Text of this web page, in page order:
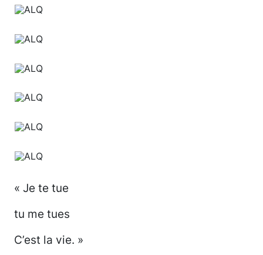
« Je te tue
tu me tues
C’est la vie. »